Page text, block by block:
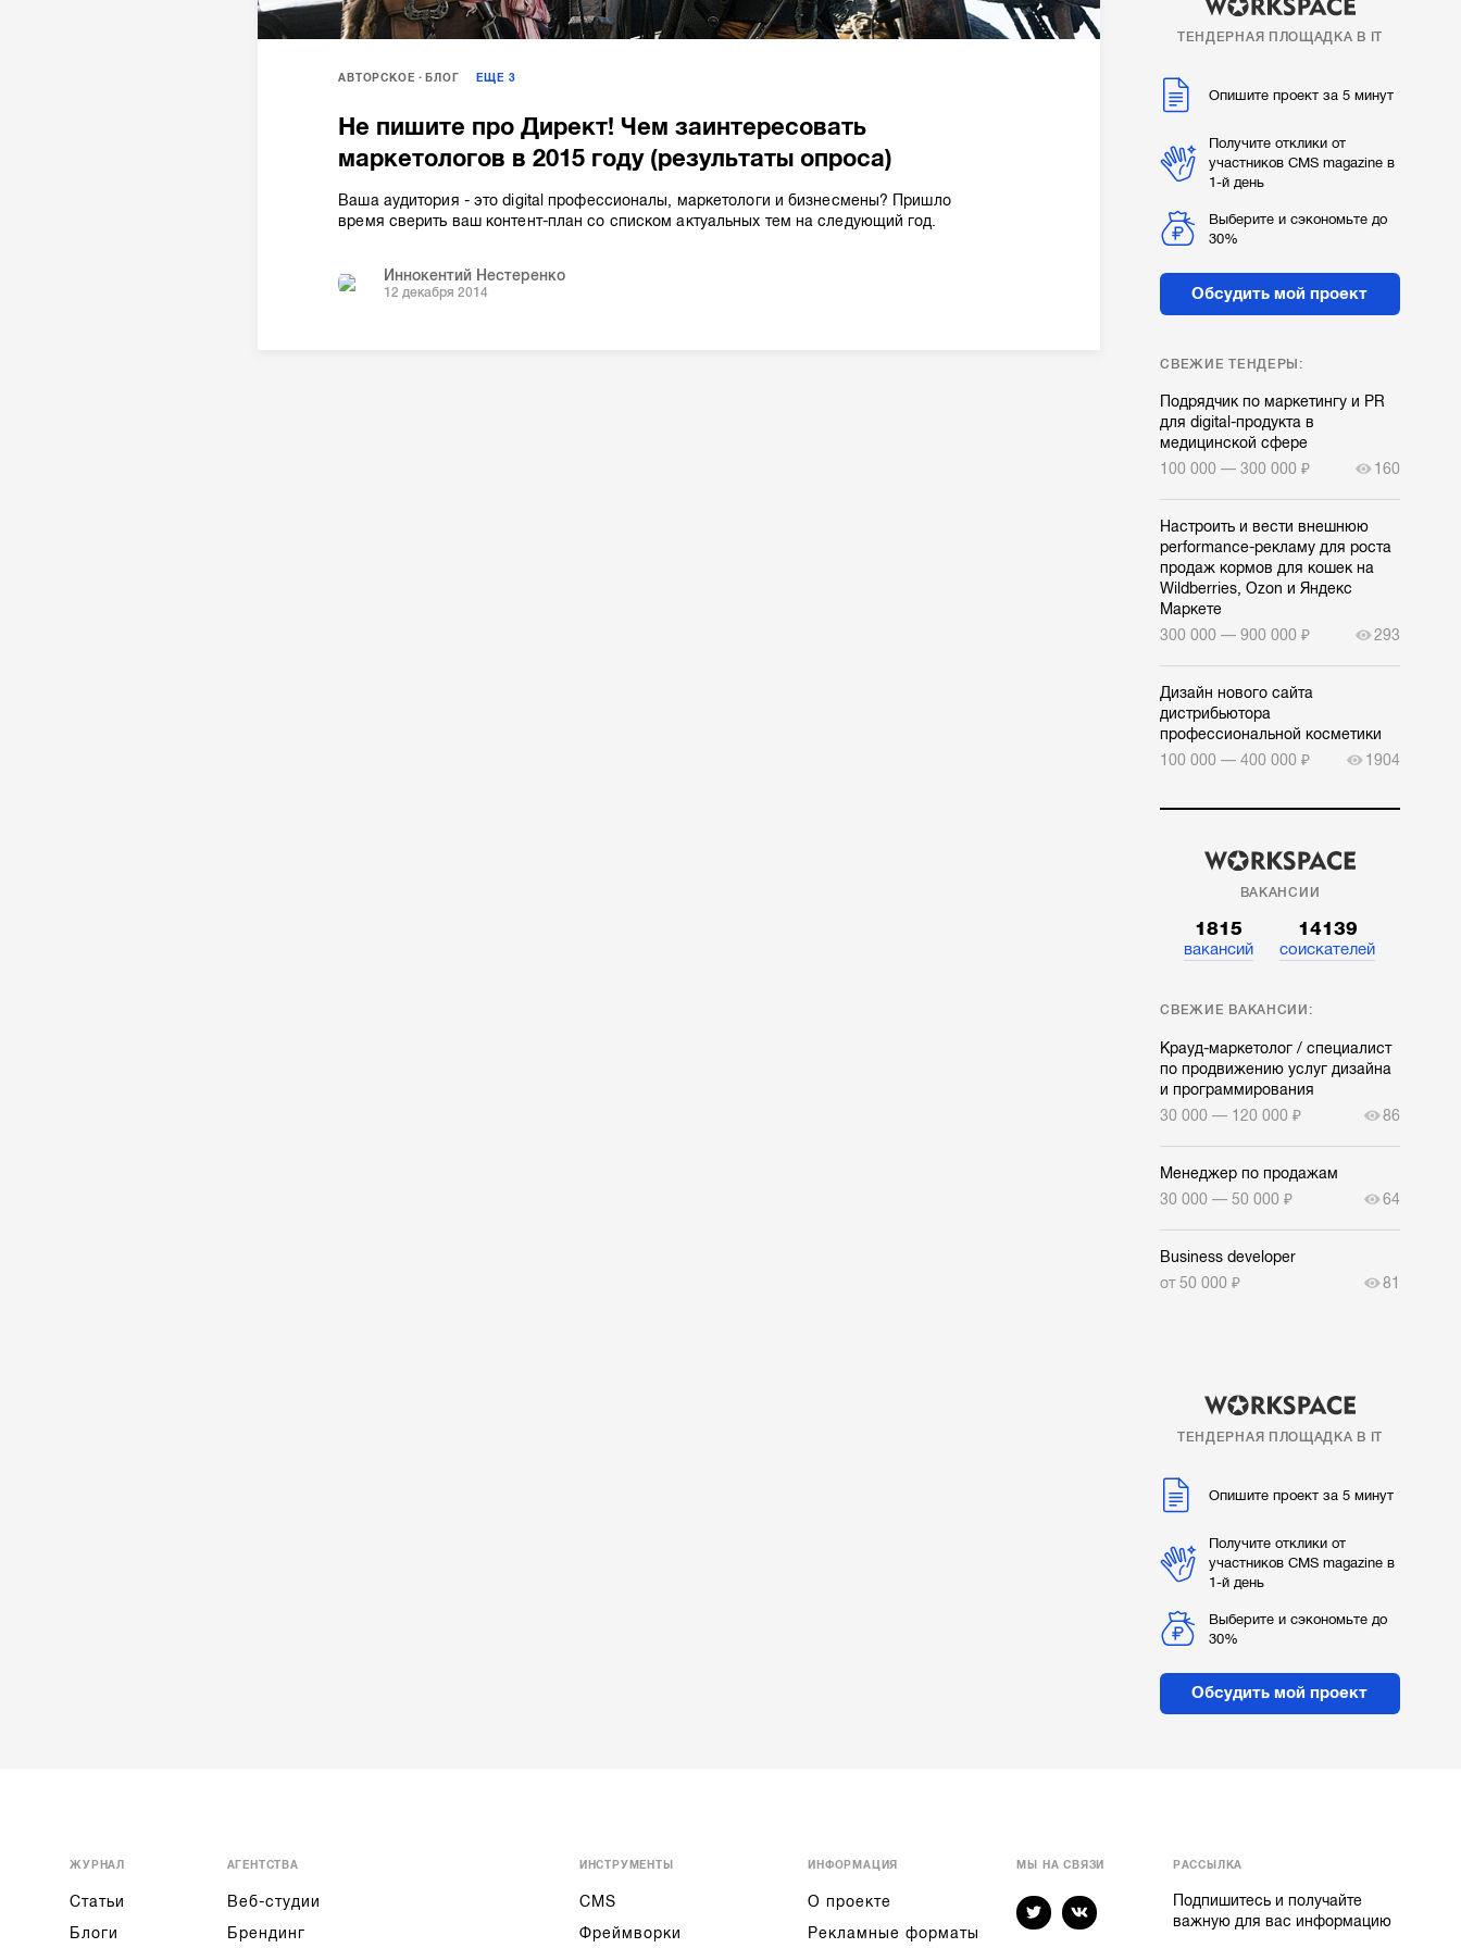
АВТОРСКОЕ БЛОГ ЕЩЕ 3
Не пишите про Директ! Чем заинтересовать
маркетологов в 2015 году (результаты опроса)
Ваша аудитория - это digital профессионалы, маркетологи и бизнесмены? Пришло
время сверить ваш контент-план со списком актуальных тем на следующий год.
Иннокентий Нестеренко
12 декабря 2014
ТЕНДЕРНАЯ ПЛОЩАДКА В IT
Опишите проект за 5 минут
Получите отклики от
участников CMS magazine в
1-й день
Выберите и сэкономьте до
30%
Обсудить мой проект
СВЕЖИЕ ТЕНДЕРЫ:
Подрядчик по маркетингу и PR
для digital-продукта в
медицинской сфере
100 000 — 300 000 ₽
160
Настроить и вести внешнюю
performance-рекламу для роста
продаж кормов для кошек на
Wildberries, Ozon и Яндекс
Маркете
300 000 — 900 000 ₽
293
Дизайн нового сайта
дистрибьютора
профессиональной косметики
100 000 — 400 000 ₽
1904
ВАКАНСИИ
1815
вакансий
14139
соискателей
СВЕЖИЕ ВАКАНСИИ:
Крауд-маркетолог / специалист
по продвижению услуг дизайна
и программирования
30 000 — 120 000 ₽
86
Менеджер по продажам
30 000 — 50 000 ₽
64
Business developer
от 50 000 ₽
81
ТЕНДЕРНАЯ ПЛОЩАДКА В IT
Опишите проект за 5 минут
Получите отклики от
участников CMS magazine в
1-й день
Выберите и сэкономьте до
30%
Обсудить мой проект
ЖУРНАЛ
Статьи
Блоги
АГЕНТСТВА
Веб-студии
Брендинг
ИНСТРУМЕНТЫ
CMS
Фреймворки
ИНФОРМАЦИЯ
О проекте
Рекламные форматы
МЫ НА СВЯЗИ РАССЫЛКА
Подпишитесь и получайте
важную для вас информацию